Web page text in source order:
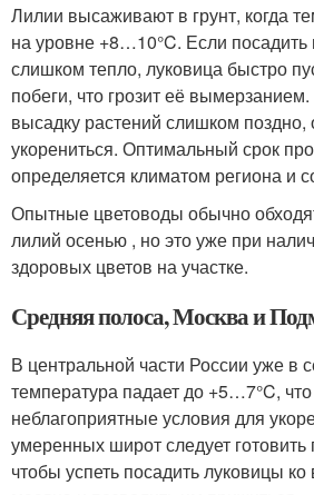
Лилии высаживают в грунт, когда
на уровне +8…10°C. Если
слишком тепло, луковица быстро
побеги, что грозит её
высадку растений слишком поздно,
укорениться. Оптимальный срок
определяется климатом региона и
Опытные цветоводы обычно
лилий осенью , но это уже при
здоровых цветов на участке.
Средняя полоса, Москва и
В центральной части России уже в
температура падает до +5…7°C,
неблагоприятные условия для
умеренных широт следует готовить
чтобы успеть посадить луковицы